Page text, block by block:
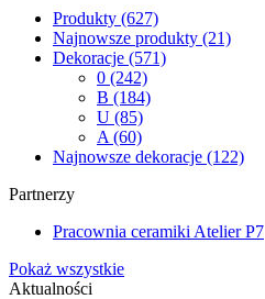
Produkty (627)
Najnowsze produkty (21)
Dekoracje (571)
0 (242)
B (184)
U (85)
A (60)
Najnowsze dekoracje (122)
Partnerzy
Pracownia ceramiki Atelier P7
Pokaż wszystkie
Aktualności